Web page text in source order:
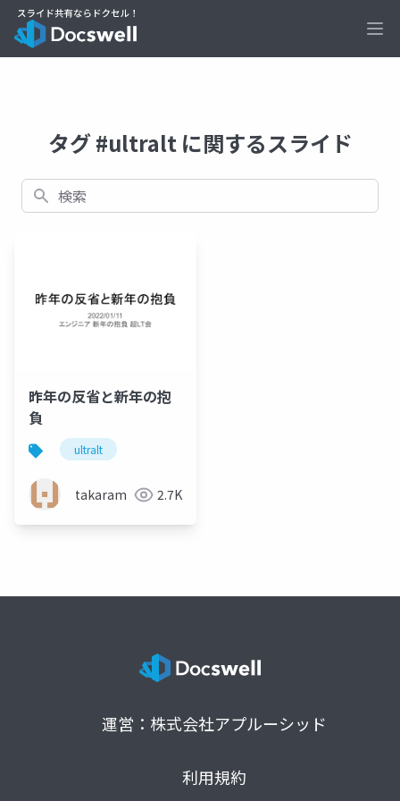
タグ #ultralt に関するスライド
検索
昨年の反省と新年の抱
負
ultralt
takaram 2.7K
運営：株式会社アプルーシッド
利用規約